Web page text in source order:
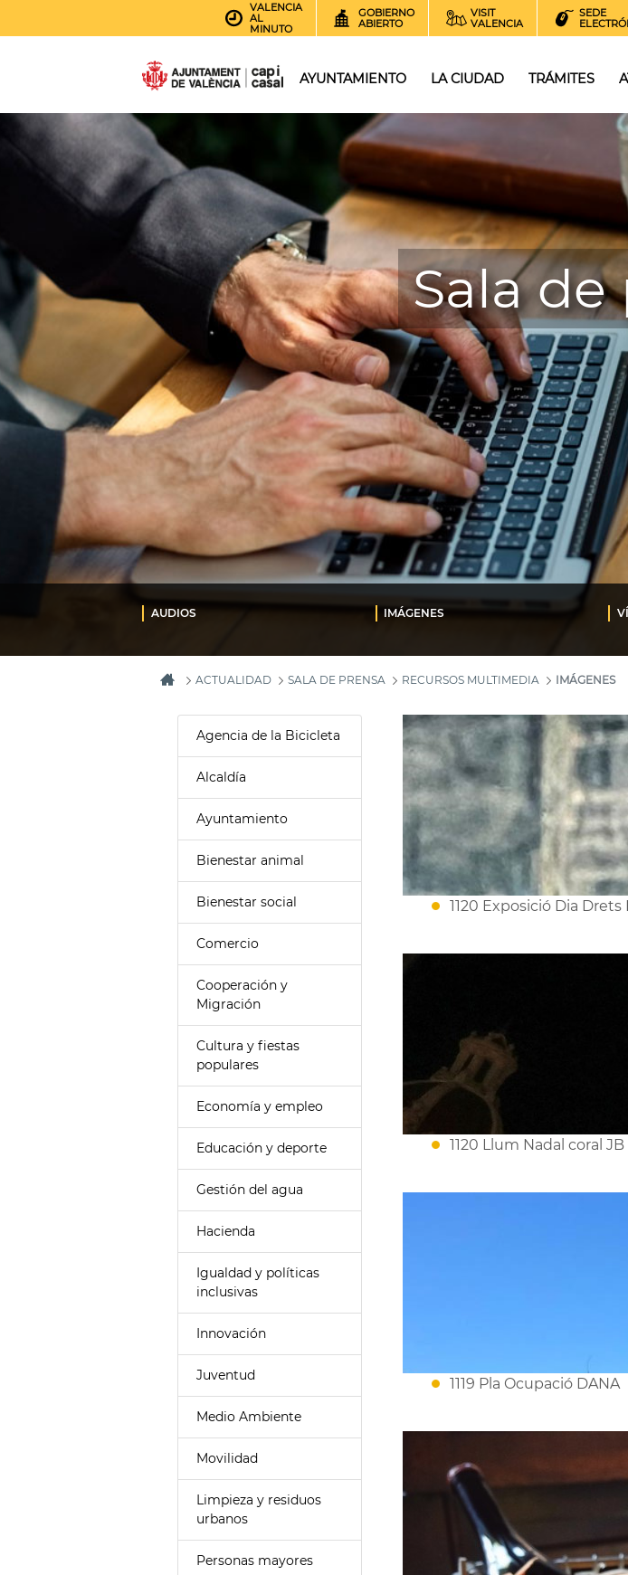
VALENCIA
AL
MINUTO
GOBIERNO
ABIERTO
VISIT
VALENCIA
SEDE
AYUNTAMIENTO LA CIUDAD TRÁMITES
Sala de
AUDIOS IMÁGENES
ACTUALIDAD SALA DE PRENSA RECURSOS MULTIMEDIA IMÁGENES
Agencia de la Bicicleta
Alcaldía
Ayuntamiento
Bienestar animal
Bienestar social
Comercio
Cooperación y
Migración
Cultura y fiestas
populares
Economía y empleo
Educación y deporte
Gestión del agua
Hacienda
Igualdad y políticas
inclusivas
Innovación
Juventud
Medio Ambiente
Movilidad
Limpieza y residuos
urbanos
Personas mayores
1120 Exposició Dia Drets
1120 Llum Nadal coral
1119 Pla Ocupació DANA